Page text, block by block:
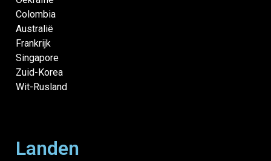
Colombia
Australië
Frankrijk
Singapore
Zuid-Korea
Wit-Rusland
Landen